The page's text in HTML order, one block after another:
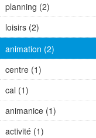
planning (2)
loisirs (2)
animation (2)
centre (1)
cal (1)
animanice (1)
activité (1)